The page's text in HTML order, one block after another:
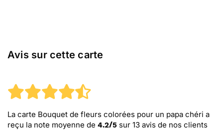
Avis sur cette carte
La carte Bouquet de fleurs colorées pour un papa chéri a
reçu la note moyenne de 4.2/5 sur 13 avis de nos clients